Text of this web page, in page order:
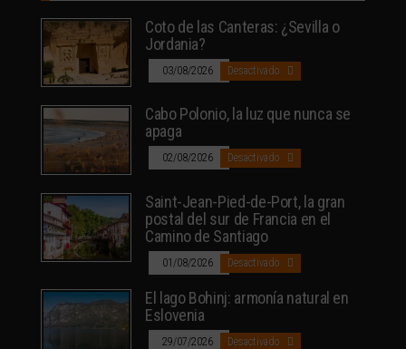
Coto de las Canteras: ¿Sevilla o
Jordania?
03/08/2026 Desactivado
Cabo Polonio, la luz que nunca se
apaga
02/08/2026 Desactivado
Saint-Jean-Pied-de-Port, la gran
postal del sur de Francia en el
Camino de Santiago
01/08/2026 Desactivado
El lago Bohinj: armonía natural en
Eslovenia
29/07/2026 Desactivado